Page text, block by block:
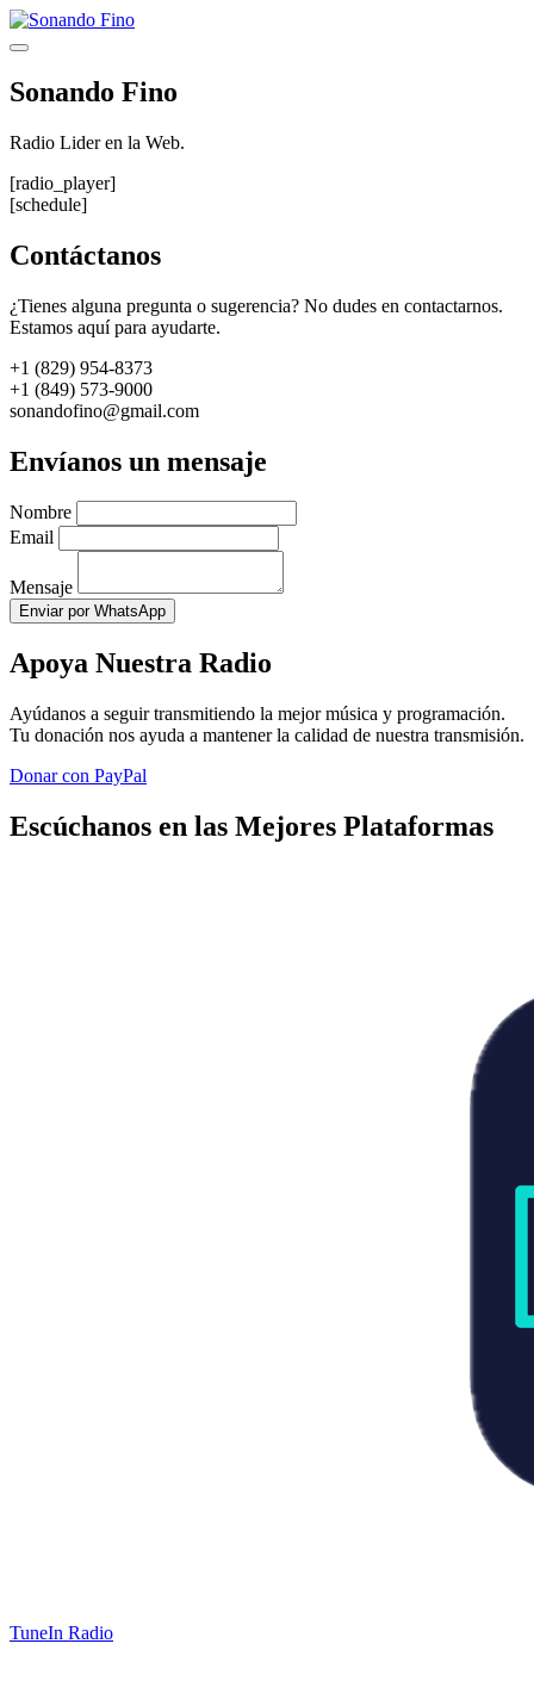
Saltar
al
Menú
Sonando Fino
Radio Lider en la Web.
[radio_player]
[schedule]
Contáctanos
¿Tienes alguna pregunta o sugerencia? No dudes en contactarnos.
Estamos aquí para ayudarte.
+1 (829) 954-8373
+1 (849) 573-9000
sonandofino@gmail.com
Envíanos un mensaje
Nombre
Email
Mensaje
Enviar por WhatsApp
Apoya Nuestra Radio
Ayúdanos a seguir transmitiendo la mejor música y programación.
Tu donación nos ayuda a mantener la calidad de nuestra transmisión.
Donar con PayPal
Escúchanos en las Mejores Plataformas
TuneIn Radio